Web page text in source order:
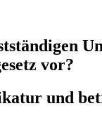
vor?
und